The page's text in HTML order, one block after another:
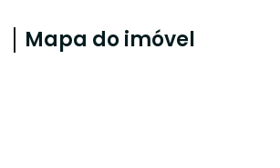
Mapa do imóvel